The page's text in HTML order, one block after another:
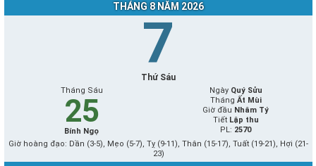
THÁNG 8 NĂM 2026
7
Thứ Sáu
Tháng Sáu
25
Bính Ngọ
Ngày Quý Sửu
Tháng Ất Mùi
Giờ đầu Nhâm Tý
Tiết Lập thu
PL: 2570
Giờ hoàng đạo: Dần (3-5), Mẹo (5-7), Tỵ (9-11), Thân (15-17), Tuất (19-21), Hợi (21-
23)